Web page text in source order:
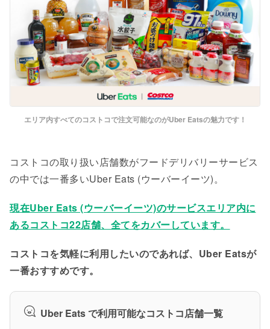
エリア内すべてのコストコで注文可能なのがUber Eatsの魅力です！
コストコの取り扱い店舗数がフードデリバリーサービス
の中では一番多いUber Eats (ウーバーイーツ)。
現在Uber Eats (ウーバーイーツ)のサービスエリア内に
あるコストコ22店舗、全てをカバーしています。
コストコを気軽に利用したいのであれば、Uber Eatsが
一番おすすめです。
Uber Eats で利用可能なコストコ店舗一覧